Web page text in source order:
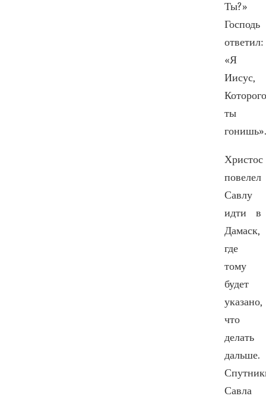
Ты?»
Господь
ответил:
«Я
Иисус,
Которого
ты
гонишь».
Христос
повелел
Савлу
идти в
Дамаск,
где
тому
будет
указано,
что
делать
дальше.
Савла